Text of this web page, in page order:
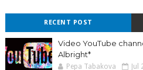
RECENT POST
Video YouTube
Albright*
Pepa Tabakova Jul